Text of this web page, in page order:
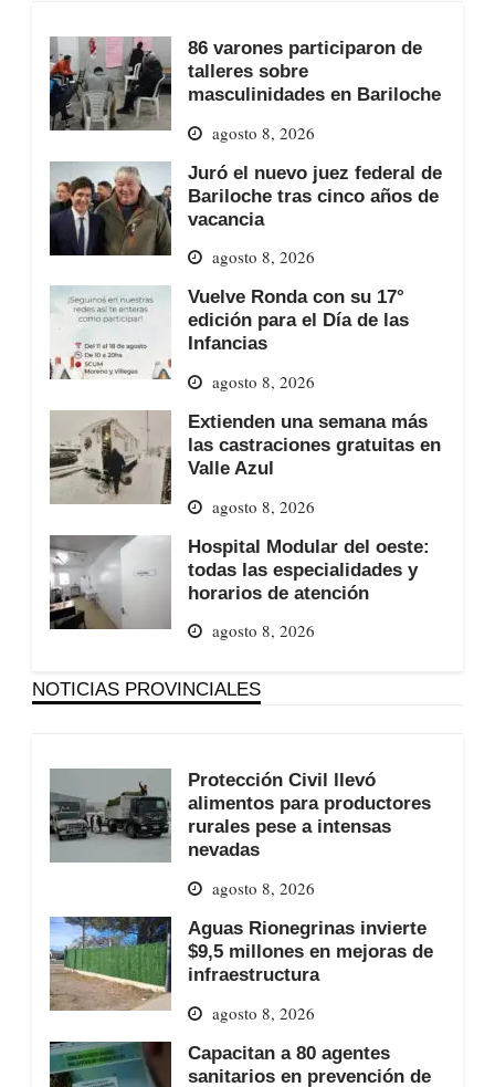
86 varones participaron de
talleres sobre
masculinidades en Bariloche
agosto 8, 2026
Juró el nuevo juez federal de
Bariloche tras cinco años de
vacancia
agosto 8, 2026
Vuelve Ronda con su 17°
edición para el Día de las
Infancias
agosto 8, 2026
Extienden una semana más
las castraciones gratuitas en
Valle Azul
agosto 8, 2026
Hospital Modular del oeste:
todas las especialidades y
horarios de atención
agosto 8, 2026
NOTICIAS PROVINCIALES
Protección Civil llevó
alimentos para productores
rurales pese a intensas
nevadas
agosto 8, 2026
Aguas Rionegrinas invierte
$9,5 millones en mejoras de
infraestructura
agosto 8, 2026
Capacitan a 80 agentes
sanitarios en prevención de